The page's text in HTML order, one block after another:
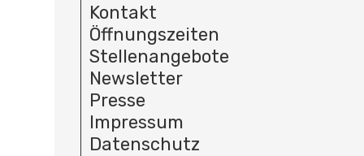
Kontakt
Öffnungszeiten
Stellenangebote
Newsletter
Presse
Impressum
Datenschutz